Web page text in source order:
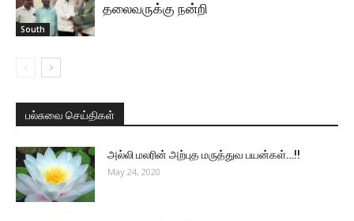
South
தலைவருக்கு நன்றி
பல்சுவை செய்திகள்
அல்லி மலரின் அற்புத மருத்துவ பயன்கள்…!!
May 24, 2020